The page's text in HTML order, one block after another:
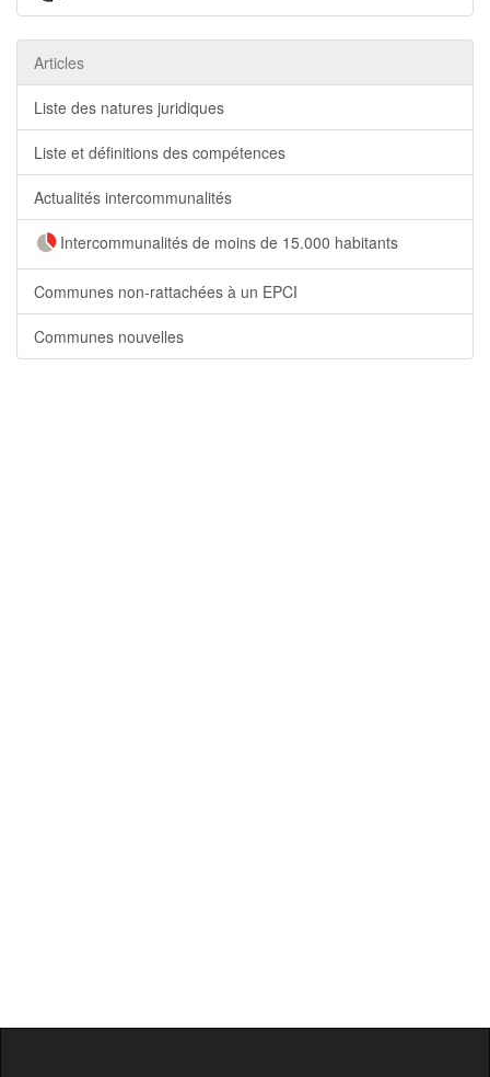
Articles
Liste des natures juridiques
Liste et définitions des compétences
Actualités intercommunalités
Intercommunalités de moins de 15.000 habitants
Communes non-rattachées à un EPCI
Communes nouvelles